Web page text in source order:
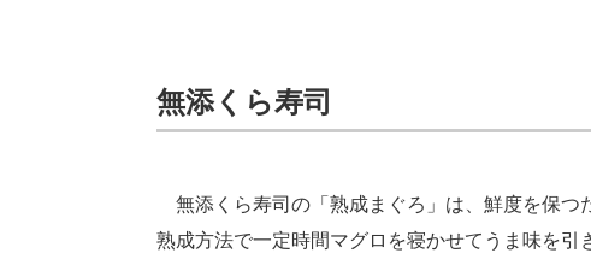
無添くら寿司
無添くら寿司の「熟成まぐろ」は、鮮度を保つ
熟成方法で一定時間マグロを寝かせてうま味を